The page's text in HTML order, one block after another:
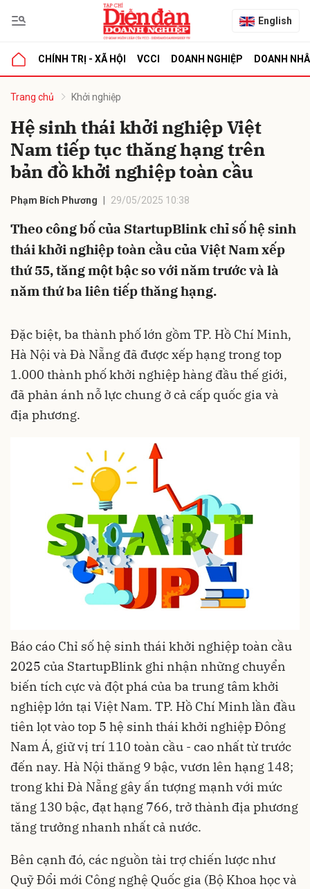
English
CHÍNH TRỊ - XÃ HỘI VCCI DOANH NGHIỆP DOANH
Trang chủ Khởi nghiệp
Hệ sinh thái khởi nghiệp Việt
Nam tiếp tục thăng hạng trên
bản đồ khởi nghiệp toàn cầu
Phạm Bích Phương 29/05/2025 10:38
Theo công bố của StartupBlink chỉ số hệ sinh
thái khởi nghiệp toàn cầu của Việt Nam xếp
thứ 55, tăng một bậc so với năm trước và là
năm thứ ba liên tiếp thăng hạng.
Đặc biệt, ba thành phố lớn gồm TP. Hồ Chí Minh,
Hà Nội và Đà Nẵng đã được xếp hạng trong top
1.000 thành phố khởi nghiệp hàng đầu thế giới,
đã phản ánh nỗ lực chung ở cả cấp quốc gia và
địa phương.
Báo cáo Chỉ số hệ sinh thái khởi nghiệp toàn cầu
2025 của StartupBlink ghi nhận những chuyển
biến tích cực và đột phá của ba trung tâm khởi
nghiệp lớn tại Việt Nam. TP. Hồ Chí Minh lần đầu
tiên lọt vào top 5 hệ sinh thái khởi nghiệp Đông
Nam Á, giữ vị trí 110 toàn cầu - cao nhất từ trước
đến nay. Hà Nội thăng 9 bậc, vươn lên hạng 148;
trong khi Đà Nẵng gây ấn tượng mạnh với mức
tăng 130 bậc, đạt hạng 766, trở thành địa phương
tăng trưởng nhanh nhất cả nước.
Bên cạnh đó, các nguồn tài trợ chiến lược như
Quỹ Đổi mới Công nghệ Quốc gia (Bộ Khoa học và
luận
Hủy